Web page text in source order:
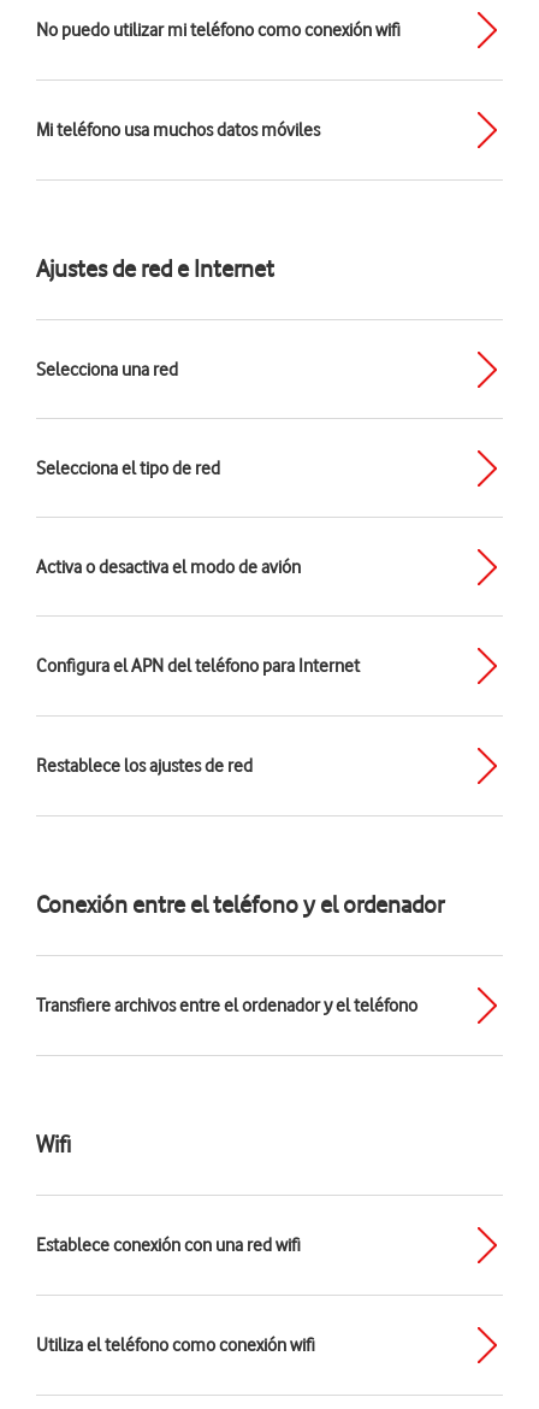
No puedo utilizar mi teléfono como conexión wifi
Mi teléfono usa muchos datos móviles
Ajustes de red e Internet
Selecciona una red
Selecciona el tipo de red
Activa o desactiva el modo de avión
Configura el APN del teléfono para Internet
Restablece los ajustes de red
Conexión entre el teléfono y el ordenador
Transfiere archivos entre el ordenador y el teléfono
Wifi
Establece conexión con una red wifi
Utiliza el teléfono como conexión wifi